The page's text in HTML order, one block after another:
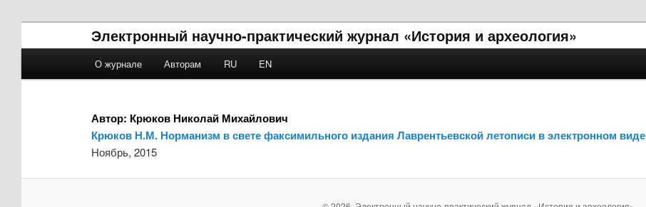
Электронный научно-практический журнал «История и археология»
Skip to primary content
Skip to secondary content
О журнале Авторам RU EN
Автор: Крюков Николай Михайлович
Крюков Н.М. Норманизм в свете факсимильного издания Лаврентьевской летописи в электронном виде
Ноябрь, 2015